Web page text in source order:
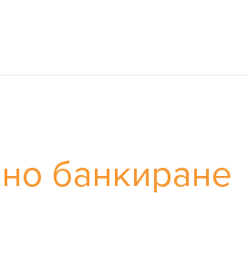
банкиране